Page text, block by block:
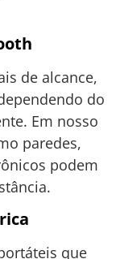
de alcance,
do
Em nosso
paredes,
podem
que